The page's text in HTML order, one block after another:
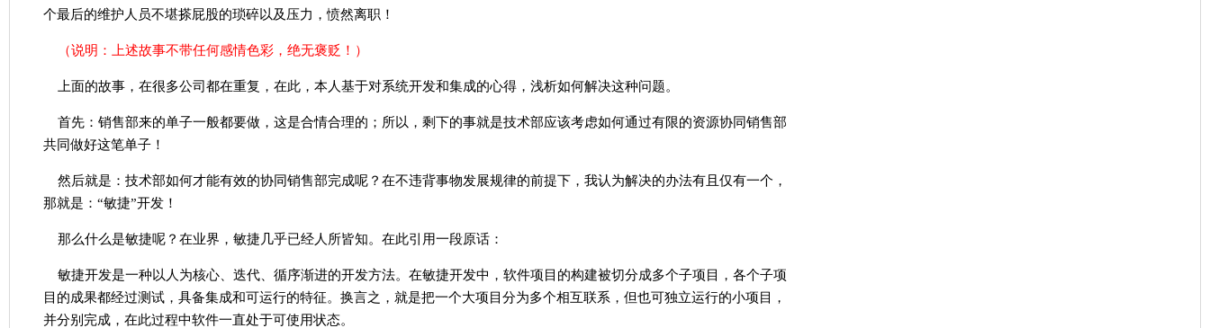
个最后的维护人员不堪搽屁股的琐碎以及压力，愤然离职！
（说明：上述故事不带任何感情色彩，绝无褒贬！）
上面的故事，在很多公司都在重复，在此，本人基于对系统开发和集成的心得，浅析如何解决这种问题。
首先：销售部来的单子一般都要做，这是合情合理的；所以，剩下的事就是技术部应该考虑如何通过有限的资源协同销售部
共同做好这笔单子！
然后就是：技术部如何才能有效的协同销售部完成呢？在不违背事物发展规律的前提下，我认为解决的办法有且仅有一个，
那就是：“敏捷”开发！
那么什么是敏捷呢？在业界，敏捷几乎已经人所皆知。在此引用一段原话：
敏捷开发是一种以人为核心、迭代、循序渐进的开发方法。在敏捷开发中，软件项目的构建被切分成多个子项目，各个子项
目的成果都经过测试，具备集成和可运行的特征。换言之，就是把一个大项目分为多个相互联系，但也可独立运行的小项目，
并分别完成，在此过程中软件一直处于可使用状态。